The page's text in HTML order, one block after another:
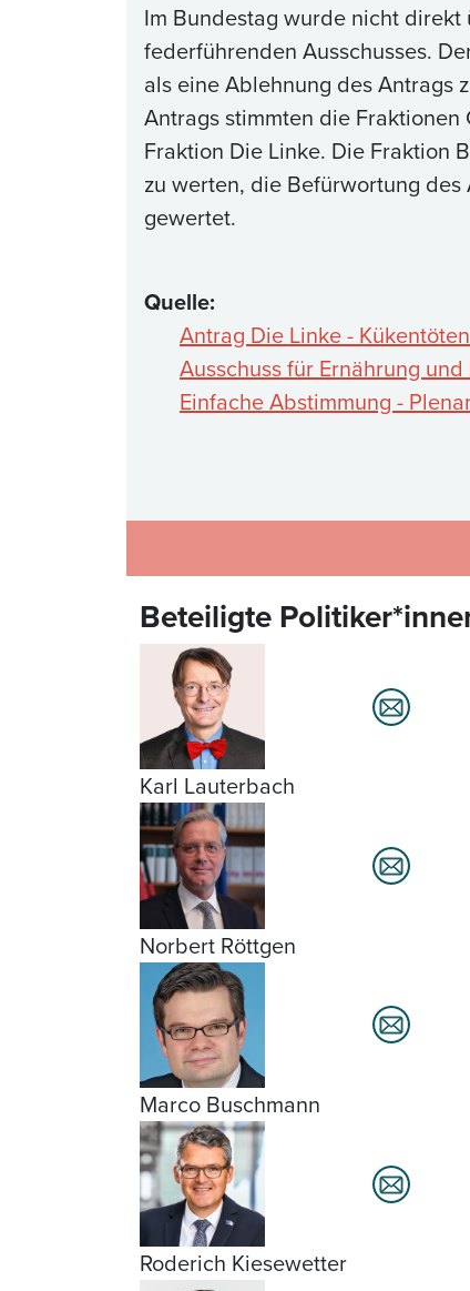
Im Bundestag wurde nicht
federführenden Ausschusses.
als eine Ablehnung des Antrags
Antrags stimmten die Fraktionen
Fraktion Die Linke. Die Fraktion
zu werten, die Befürwortung
gewertet.
Quelle:
Antrag Die Linke -
Ausschuss für Ernährung
Einfache Abstimmung -
Beteiligte
Karl Lauterbach
Norbert Röttgen
Marco Buschmann
Roderich Kiesewetter